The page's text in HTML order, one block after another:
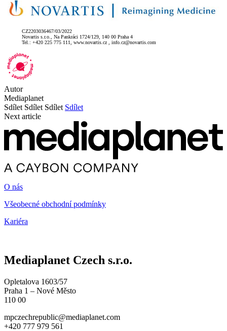
CZ2203036467/03/2022
Novartis s.r.o., Na Pankráci 1724/129, 140 00 Praha 4
Tel.: +420 225 775 111, www.novartis.cz , info.cz@novartis.com
Autor
Mediaplanet
Sdílet Sdílet Sdílet Sdílet
Next article
O nás
Všeobecné obchodní podmínky
Kariéra
Mediaplanet Czech s.r.o.
Opletalova 1603/57
Praha 1 – Nové Město
110 00
mpczechrepublic@mediaplanet.com
+420 777 979 561